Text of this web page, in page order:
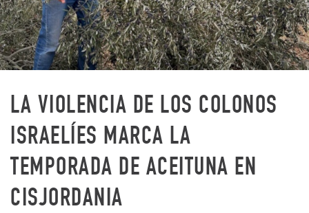
LA VIOLENCIA DE LOS COLONOS
ISRAELÍES MARCA LA
TEMPORADA DE ACEITUNA EN
CISJORDANIA